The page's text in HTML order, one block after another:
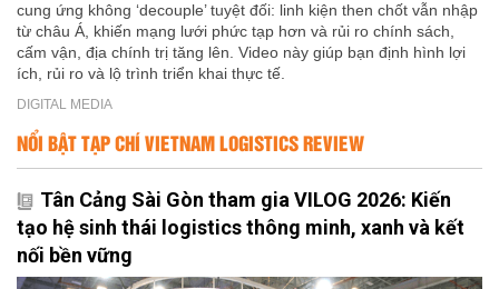
cung ứng không ‘decouple’ tuyệt đối: linh kiện then chốt vẫn nhập
từ châu Á, khiến mạng lưới phức tạp hơn và rủi ro chính sách,
cấm vận, địa chính trị tăng lên. Video này giúp bạn định hình lợi
ích, rủi ro và lộ trình triển khai thực tế.
DIGITAL MEDIA
NỔI BẬT TẠP CHÍ VIETNAM LOGISTICS REVIEW
Tân Cảng Sài Gòn tham gia VILOG 2026: Kiến
tạo hệ sinh thái logistics thông minh, xanh và kết
nối bền vững